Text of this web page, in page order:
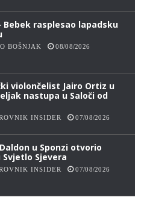
Bebek rasplesao lapadsku
BOŠNJAK 08/08/2026
violončelist Jairo Ortiz u
nastupa u Saloči od
INSIDER 07/08/2026
u Sponzi otvorio
Svjetlo Sjevera
INSIDER 07/08/2026